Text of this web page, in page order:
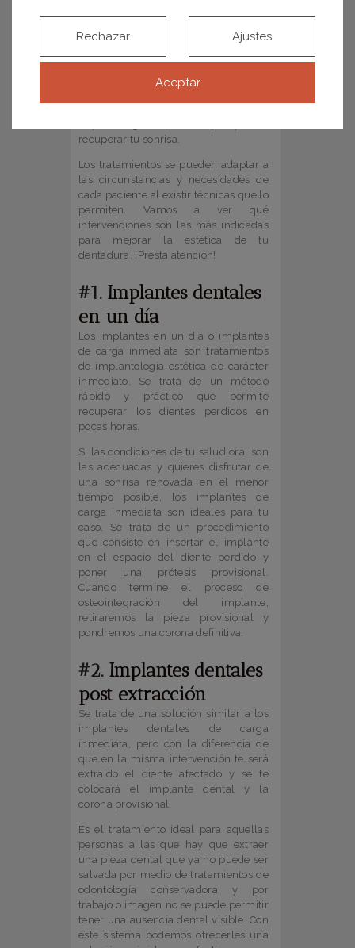
mejorar la estética de
tu sonrisa
Hoy en día, en tu centro de
odontología estética puedes encontrar
recuperar tu sonrisa.
Los tratamientos se pueden adaptar a
las circunstancias y necesidades de
cada paciente al existir técnicas que lo
permiten. Vamos a ver qué
intervenciones son las más indicadas
para mejorar la estética de tu
dentadura. ¡Presta atención!
#1. Implantes dentales
en un día
Los implantes en un día o implantes
de carga inmediata son tratamientos
de implantología estética de carácter
inmediato. Se trata de un método
rápido y práctico que permite
recuperar los dientes perdidos en
pocas horas.
Si las condiciones de tu salud oral son
las adecuadas y quieres disfrutar de
una sonrisa renovada en el menor
tiempo posible, los implantes de
carga inmediata son ideales para tu
caso. Se trata de un procedimiento
que consiste en insertar el implante
en el espacio del diente perdido y
poner una prótesis provisional.
Cuando termine el proceso de
osteointegración del implante,
retiraremos la pieza provisional y
pondremos una corona definitiva.
#2. Implantes dentales
post extracción
Se trata de una solución similar a los
implantes dentales de carga
inmediata, pero con la diferencia de
que en la misma intervención te será
extraído el diente afectado y se te
colocará el implante dental y la
corona provisional.
Es el tratamiento ideal para aquellas
personas a las que hay que extraer
una pieza dental que ya no puede ser
salvada por medio de tratamientos de
odontología conservadora y por
trabajo o imagen no se puede permitir
tener una ausencia dental visible. Con
este sistema podemos ofrecerles una
Aceptar
Rechazar Ajustes